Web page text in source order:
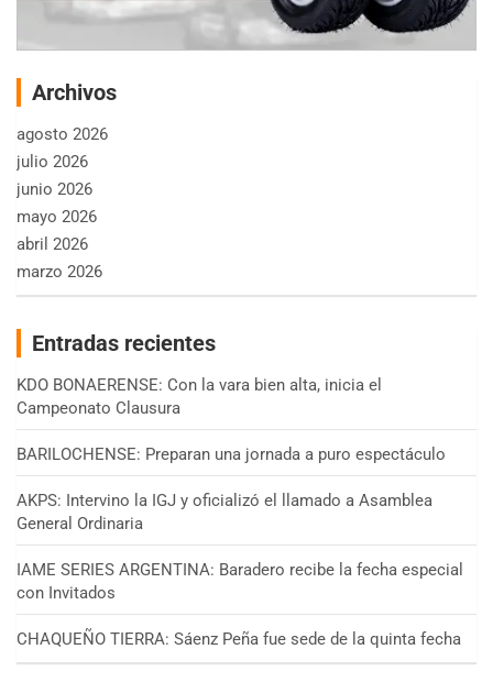
Archivos
agosto 2026
julio 2026
junio 2026
mayo 2026
abril 2026
marzo 2026
Entradas recientes
KDO BONAERENSE: Con la vara bien alta, inicia el
Campeonato Clausura
BARILOCHENSE: Preparan una jornada a puro espectáculo
AKPS: Intervino la IGJ y oficializó el llamado a Asamblea
General Ordinaria
IAME SERIES ARGENTINA: Baradero recibe la fecha especial
con Invitados
CHAQUEÑO TIERRA: Sáenz Peña fue sede de la quinta fecha